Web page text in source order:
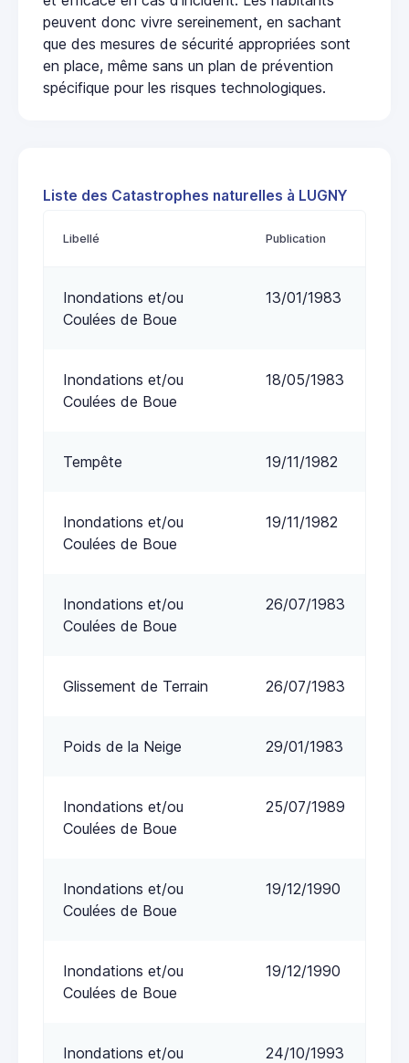
peuvent donc vivre sereinement, en sachant
que des mesures de sécurité appropriées sont
en place, même sans un plan de prévention
spécifique pour les risques technologiques.
Liste des Catastrophes naturelles à LUGNY
Libellé Publication
Inondations et/ou
Coulées de Boue
13/01/1983
Inondations et/ou
Coulées de Boue
18/05/1983
Tempête 19/11/1982
Inondations et/ou
Coulées de Boue
19/11/1982
Inondations et/ou
Coulées de Boue
26/07/1983
Glissement de Terrain 26/07/1983
Poids de la Neige 29/01/1983
Inondations et/ou
Coulées de Boue
25/07/1989
Inondations et/ou
Coulées de Boue
19/12/1990
Inondations et/ou
Coulées de Boue
19/12/1990
Inondations et/ou
24/10/1993